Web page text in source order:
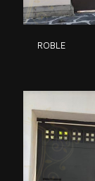
ROBLE